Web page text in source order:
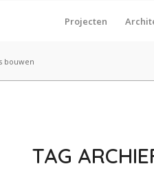
Projecten
bouwen
TAG